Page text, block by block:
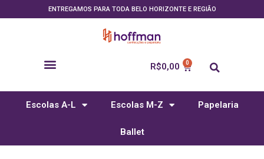
ENTREGAMOS PARA TODA BELO HORIZONTE E REGIÃO
R$0,00
Escolas A-L Escolas M-Z Papelaria
Ballet